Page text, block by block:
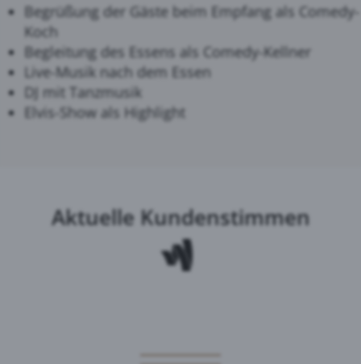
Begrüßung der Gäste beim Empfang als Comedy-
Koch
Begleitung des Essens als Comedy-Kellner
Live-Musik nach dem Essen
DJ mit Tanzmusik
Elvis-Show als Highlight
Aktuelle Kundenstimmen